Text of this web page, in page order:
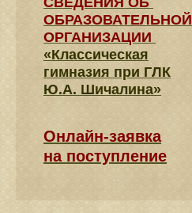
ОБРАЗОВАТЕЛЬНОЙ
ОРГАНИЗАЦИИ
«Классическая
гимназия при ГЛК
Ю.А. Шичалина»
Онлайн-заявка
на поступление